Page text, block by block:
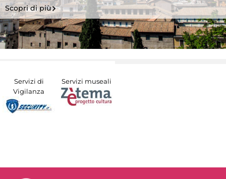
Scopri di più
Servizi di
Vigilanza
Servizi museali